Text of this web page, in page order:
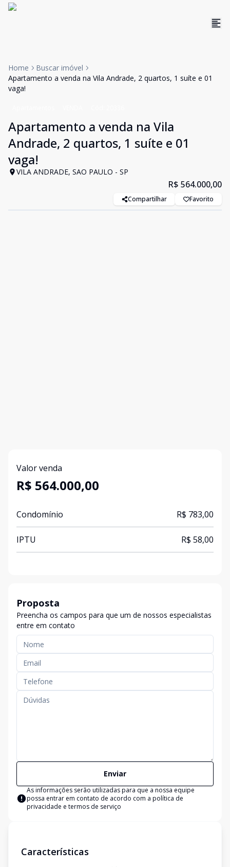
Home
Buscar imóvel
Apartamento a venda na Vila Andrade, 2 quartos, 1 suíte e 01
vaga!
Apartamento a venda na Vila
Andrade, 2 quartos, 1 suíte e 01
vaga!
VILA ANDRADE, SAO PAULO - SP
R$ 564.000,00
Compartilhar Favorito
Valor venda
R$ 564.000,00
Condomínio R$ 783,00
IPTU R$ 58,00
Proposta
Preencha os campos para que um de nossos especialistas
entre em contato
Enviar
As informações serão utilizadas para que a nossa equipe
possa entrar em contato de acordo com a política de
privacidade e termos de serviço
Características